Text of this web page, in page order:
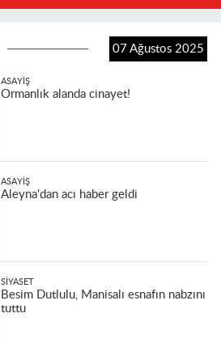
07 Ağustos 2025
ASAYIŞ
Ormanlık alanda cinayet!
ASAYIŞ
Aleyna'dan acı haber geldi
SIYASET
Besim Dutlulu, Manisalı esnafın nabzını
tuttu